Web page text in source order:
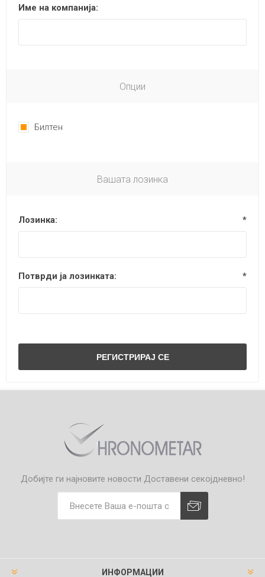
Име на компанија:
Опции
Билтен
Вашата лозинка
Лозинка: *
Потврди ја лозинката: *
Добијте ги најновите новости Доставени секојдневно!
ИНФОРМАЦИИ